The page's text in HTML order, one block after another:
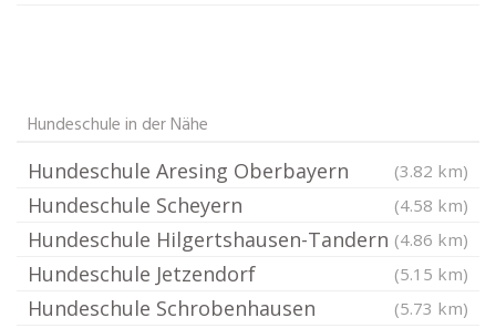
Hundeschule in der Nähe
Hundeschule Aresing Oberbayern (3.82 km)
Hundeschule Scheyern (4.58 km)
Hundeschule Hilgertshausen-Tandern (4.86 km)
Hundeschule Jetzendorf (5.15 km)
Hundeschule Schrobenhausen (5.73 km)